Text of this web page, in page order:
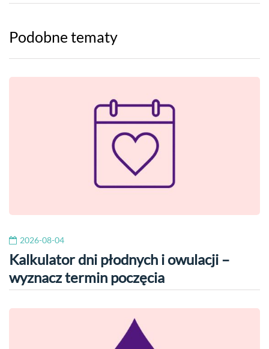
Podobne tematy
2026-08-04
Kalkulator dni płodnych i owulacji –
wyznacz termin poczęcia